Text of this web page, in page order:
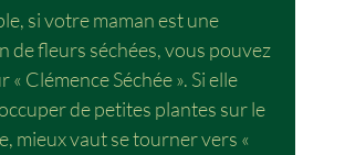
si votre maman est une
de fleurs séchées, vous pouvez
Clémence Séchée ». Si elle
de petites plantes sur le
mieux vaut se tourner vers «